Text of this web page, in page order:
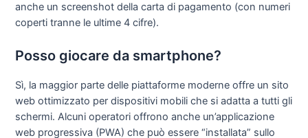
anche un screenshot della carta di pagamento (con numeri
coperti tranne le ultime 4 cifre).
Posso giocare da smartphone?
Sì, la maggior parte delle piattaforme moderne offre un sito
web ottimizzato per dispositivi mobili che si adatta a tutti gli
schermi. Alcuni operatori offrono anche un’applicazione
web progressiva (PWA) che può essere “installata” sullo